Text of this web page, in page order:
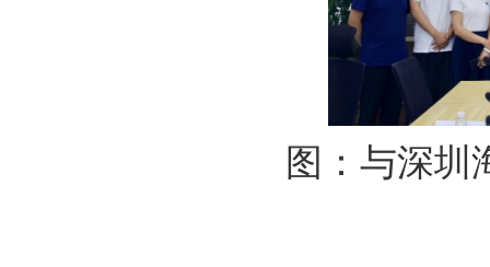
图：与深圳